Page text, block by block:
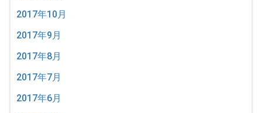
2017年10月
2017年9月
2017年8月
2017年7月
2017年6月